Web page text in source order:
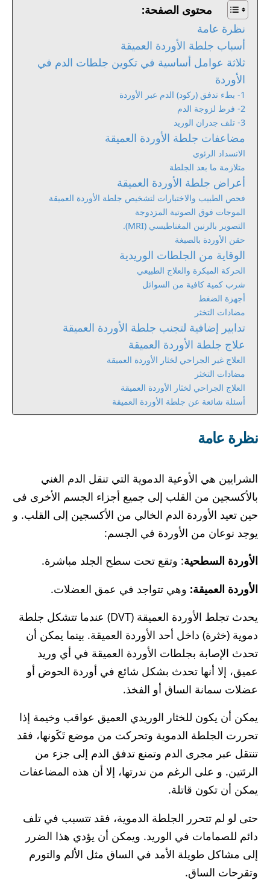
محتوى الصفحة:
نظرة عامة
أسباب جلطة الأوردة العميقة
ثلاثة عوامل أساسية في تكوين جلطات الدم في
الأوردة
1- بطء تدفق (ركود) الدم عبر الأوردة
2- فرط لزوجة الدم
3- تلف جدران الوريد
مضاعفات جلطة الأوردة العميقة
الانسداد الرئوي
متلازمة ما بعد الجلطة
أعراض جلطة الأوردة العميقة
فحص الطبيب والاختبارات لتشخيص جلطة الأوردة العميقة
الموجات فوق الصوتية المزدوجة
التصوير بالرنين المغناطيسي (MRI).
حقن الأوردة بالصبغة
الوقاية من الجلطات الوريدية
الحركة المبكرة والعلاج الطبيعي
شرب كمية كافية من السوائل
أجهزة الضغط
مضادات التخثر
تدابير إضافية لتجنب جلطة الأوردة العميقة
علاج جلطة الأوردة العميقة
العلاج غير الجراحي لخثار الأوردة العميقة
مضادات التخثر
العلاج الجراحي لخثار الأوردة العميقة
أسئلة شائعة عن جلطة الأوردة العميقة
نظرة عامة
الشرايين هي الأوعية الدموية التي تنقل الدم الغني
بالأكسجين من القلب إلى جميع أجزاء الجسم الأخرى فى
حين تعيد الأوردة الدم الخالي من الأكسجين إلى القلب. و
يوجد نوعان من الأوردة في الجسم:
الأوردة السطحية: وتقع تحت سطح الجلد مباشرة.
الأوردة العميقة: وهي تتواجد في عمق العضلات.
يحدث تجلط الأوردة العميقة (DVT) عندما تتشكل جلطة
دموية (خثرة) داخل أحد الأوردة العميقة. بينما يمكن أن
تحدث الإصابة بجلطات الأوردة العميقة في أي وريد
عميق، إلا أنها تحدث بشكل شائع في أوردة الحوض أو
عضلات سمانة الساق أو الفخذ.
يمكن أن يكون للخثار الوريدي العميق عواقب وخيمة إذا
تحررت الجلطة الدموية وتحركت من موضع تَكَونها، فقد
تنتقل عبر مجرى الدم وتمنع تدفق الدم إلى جزء من
الرئتين. و على الرغم من ندرتها، إلا أن هذه المضاعفات
يمكن أن تكون قاتلة.
حتى لو لم تتحرر الجلطة الدموية، فقد تتسبب في تلف
دائم للصمامات في الوريد. ويمكن أن يؤدي هذا الضرر
إلى مشاكل طويلة الأمد في الساق مثل الألم والتورم
وتقرحات الساق.